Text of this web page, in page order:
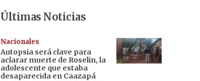
Últimas Noticias
Nacionales
Autopsia será clave para
aclarar muerte de Roselin, la
adolescente que estaba
desaparecida en Caazapá